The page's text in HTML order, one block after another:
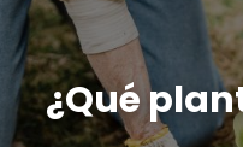
¿Qué